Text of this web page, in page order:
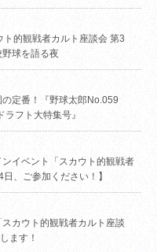
ト的観戦者カルト座談会 第3
球を語る夜
定番！『野球太郎No.059
フト大特集号』
ンイベント「スカウト的観戦者
、ご参加ください！】
カウト的観戦者カルト座談
ます！